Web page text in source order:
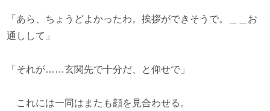
「あら、ちょうどよかったわ。挨拶ができそうで。＿＿お
通しして」
「それが……玄関先で十分だ、と仰せで」
これには一同はまたも顔を見合わせる。